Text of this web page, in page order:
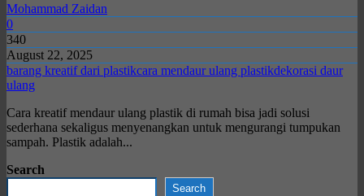
Mohammad Zaidan
0
340
August 22, 2025
barang kreatif dari plastikcara mendaur ulang plastikdekorasi daur
ulang
Cara kreatif mendaur ulang plastik di rumah bisa jadi solusi
sederhana sekaligus menyenangkan untuk mengurangi tumpukan
sampah. Plastik adalah...
Search
Search